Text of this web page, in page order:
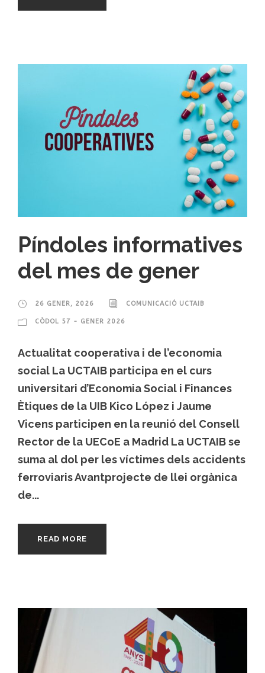
Píndoles informatives
del mes de gener
26 GENER, 2026 COMUNICACIÓ UCTAIB
CÒDOL 57 - GENER 2026
Actualitat cooperativa i de l’economia
social La UCTAIB participa en el curs
universitari d’Economia Social i Finances
Ètiques de la UIB Kico López i Jaume
Vicens participen en la reunió del Consell
Rector de la UECoE a Madrid La UCTAIB se
suma al dol per les víctimes dels accidents
ferroviaris Avantprojecte de llei orgànica
de...
READ MORE